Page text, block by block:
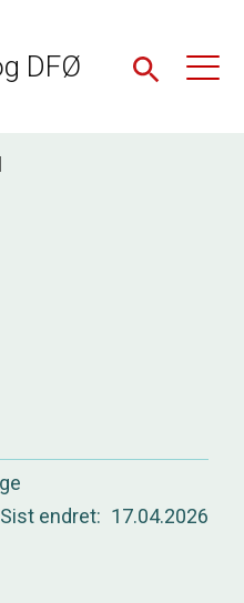
DFØ
Sist endret 17.04.2026